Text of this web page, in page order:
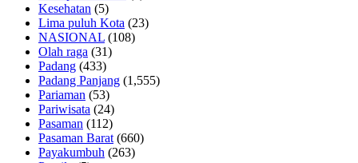
Kesehatan (5)
Lima puluh Kota (23)
NASIONAL (108)
Olah raga (31)
Padang (433)
Padang Panjang (1,555)
Pariaman (53)
Pariwisata (24)
Pasaman (112)
Pasaman Barat (660)
Payakumbuh (263)